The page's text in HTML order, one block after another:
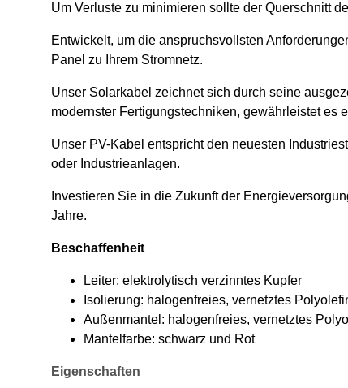
Um Verluste zu minimieren sollte der Querschnitt
Entwickelt, um die anspruchsvollsten
Panel zu Ihrem Stromnetz.
Unser Solarkabel zeichnet sich durch seine
modernster Fertigungstechniken, gewährleistet es
Unser PV-Kabel entspricht den neuesten
oder Industrieanlagen.
Investieren Sie in die Zukunft der
Jahre.
Beschaffenheit
Leiter: elektrolytisch verzinntes Kupfer
Isolierung: halogenfreies, vernetztes
Außenmantel: halogenfreies, vernetztes
Mantelfarbe: schwarz und Rot
Eigenschaften